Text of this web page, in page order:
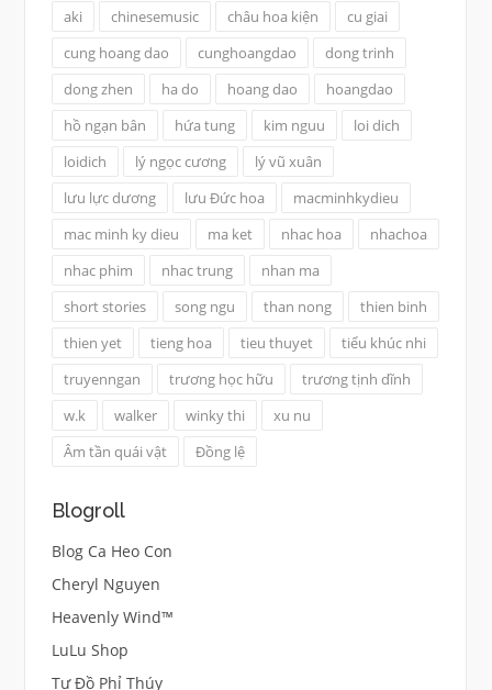
aki chinesemusic châu hoa kiện
cu giai
cung hoang dao
cunghoangdao
dong trinh
dong zhen
ha do hoang dao
hoangdao
hồ ngạn bân
hứa tung kim nguu
loi dich
loidich
lý ngọc cương
lý vũ xuân
lưu lực dương
lưu Đức hoa
macminhkydieu
mac minh ky dieu
ma ket nhac hoa
nhachoa
nhac phim
nhac trung
nhan ma
short stories
song ngu than nong
thien binh
thien yet
tieng hoa tieu thuyet
tiểu khúc nhi
truyenngan
trương học hữu
trương tịnh dĩnh
w.k
walker winky thi
xu nu
Âm tần quái vật
Đồng lệ
Blogroll
Blog Ca Heo Con
Cheryl Nguyen
Heavenly Wind™
LuLu Shop
Tư Đồ Phỉ Thúy